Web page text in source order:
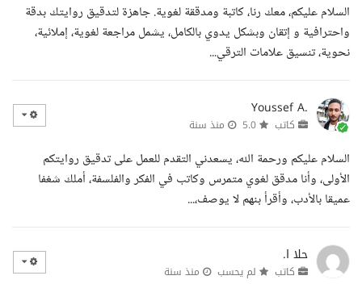
السلام عليكم، معك رنا، كاتبة ومدققة لغوية. جاهزة لتدقيق روايتك بدقة
واحترافية و إتقان وبشكل يدوي بالكامل، يشمل مراجعة لغوية، إملائية،
نحوية، تنسيق علامات الترقي...
Youssef A.
كاتب منذ سنة
السلام عليكم ورحمة الله، يسعدني التقدم للعمل على تدقيق روايتكم
الأولى، وأنا مدقق لغوي متمرس وكاتب في الفكر والفلسفة، أملك شغفا
عميقا بالأدب، وأقرأ بنهم لا يوصف،...
حلا ا.
كاتب لم يحسب منذ سنة